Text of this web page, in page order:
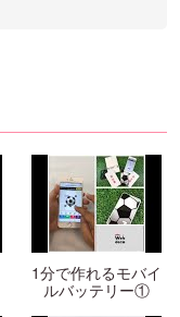
1分で作れるモバイ
ルバッテリー①